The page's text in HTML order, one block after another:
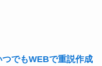
でもWEBで重説作成